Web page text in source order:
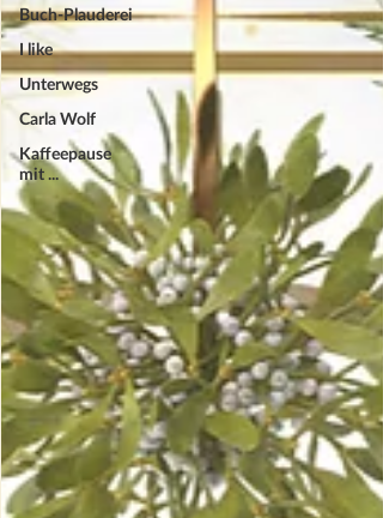
Buch-Plauderei
I like
Unterwegs
Carla Wolf
Kaffeepause
mit ...